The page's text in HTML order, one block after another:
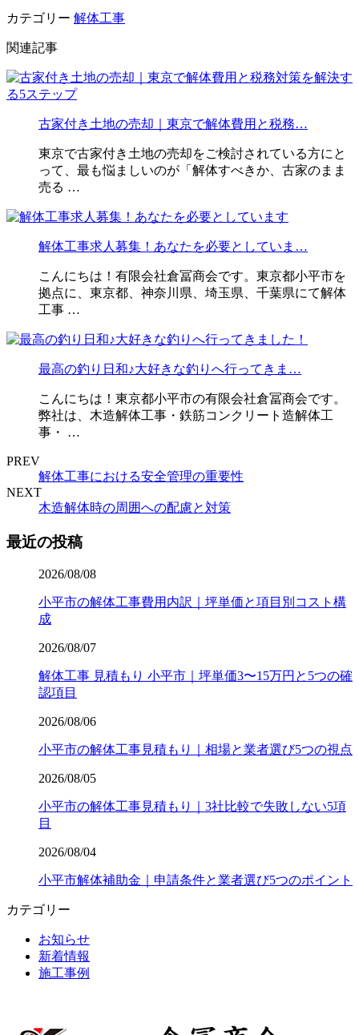
カテゴリー 解体工事
関連記事
古家付き土地の売却｜東京で解体費用と税務…
東京で古家付き土地の売却をご検討されている方にと
って、最も悩ましいのが「解体すべきか、古家のまま
売る …
解体工事求人募集！あなたを必要としていま…
こんにちは！有限会社倉冨商会です。東京都小平市を
拠点に、東京都、神奈川県、埼玉県、千葉県にて解体
工事 …
最高の釣り日和♪大好きな釣りへ行ってきま…
こんにちは！東京都小平市の有限会社倉冨商会です。
弊社は、木造解体工事・鉄筋コンクリート造解体工
事・ …
PREV
解体工事における安全管理の重要性
NEXT
木造解体時の周囲への配慮と対策
最近の投稿
2026/08/08
小平市の解体工事費用内訳｜坪単価と項目別コスト構
成
2026/08/07
解体工事 見積もり 小平市｜坪単価3〜15万円と5つの確
認項目
2026/08/06
小平市の解体工事見積もり｜相場と業者選び5つの視点
2026/08/05
小平市の解体工事見積もり｜3社比較で失敗しない5項
目
2026/08/04
小平市解体補助金｜申請条件と業者選び5つのポイント
カテゴリー
お知らせ
新着情報
施工事例